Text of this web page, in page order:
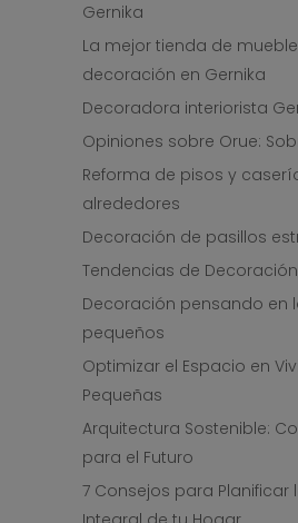
Gernika
La mejor tienda de
decoración en Gernika
Decoradora interiorista
Opiniones sobre Orue:
Reforma de pisos y
alrededores
Decoración de pasillos
Tendencias de
Decoración pensando en
pequeños
Optimizar el Espacio en
Pequeñas
Arquitectura Sostenible:
para el Futuro
7 Consejos para Planificar